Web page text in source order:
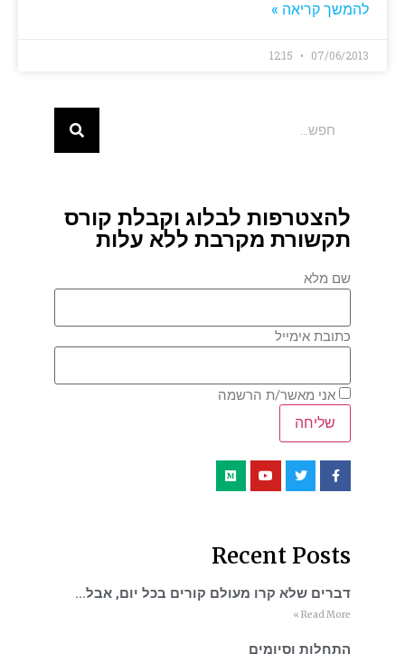
להמשך קריאה »
07/06/2013
להצטרפות לבלוג וקבלת קורס
תקשורת מקרבת ללא עלות
שם מלא
כתובת אימייל
אני מאשר/ת הרשמה
Recent Posts
דברים שלא קרו מעולם קורים בכל יום, אבל…
Read More »
התחלות וסיומים